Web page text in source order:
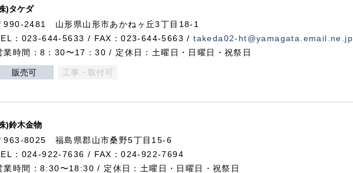
)タケダ
990-2481 山形県山形市あかねヶ丘3丁目18-1
：023-644-5633 / FAX：023-644-5663 /takeda02-ht@yamagata.email.ne.jp
業時間：8：30〜17：30 / 定休日：土曜日・日曜日・祝祭日
販売可 工事・取付可
)鈴木金物
963-8025 福島県郡山市桑野5丁目15-6
：024-922-7636 / FAX：024-922-7694
業時間：8:30〜18:30 / 定休日：土曜日・日曜日・祝祭日